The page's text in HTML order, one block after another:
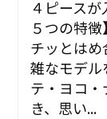
４ピース
５つの特
チッとは
雑なモデル
テ・ヨコ
き、思い...